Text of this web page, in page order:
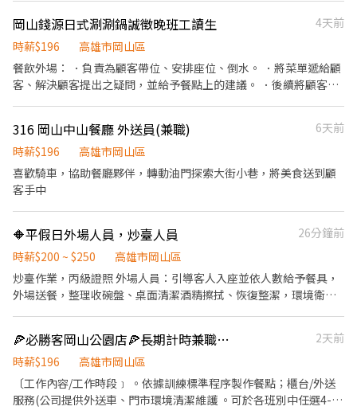
755號1、2、3樓 南州仁里 - 智取店 屏東縣南州鄉仁里路19之7號1
樓 屏東廣東二 - 智取店 屏東縣屏東市廣東路197號1樓 屏東棒球 - 智
取店 屏東縣屏東市棒球路102號1樓 新園仙吉 - 智取店 屏東縣新園
鄉仙吉路27之1號1樓 東港明德 - 智取店 屏東縣東港鎮明德一路368
號1樓 潮州愛國 - 智取店 屏東縣潮州鎮愛國路28號1樓 琉球民生 - 智
取店 屏東縣琉球鄉民生路88之1號1樓 屏東里港 - 智取店 屏東縣里
港鄉里港路172號1、2、3樓 高樹興中 - 智取店 屏東縣高樹鄉興中路
250號與252號1樓 台東光明 - 智取店 台東縣台東市光明路137號與
大同路212巷11號1樓 台東漢中 - 智取店 台東縣台東市漢中街13號1
樓 . . 📌 錄取條件 ✔️ 可接受久站、搬運包裹 ✔️ 平日可配合至少4天、
周末至少可配合一天 ✔️ 智取店早班: 彈性7:00-8:30間可到班2-5小時
✔️ 智取店晚班: 實際到班17:30-18:30間，上班時數為2-6小時，一週
至少四天可配合到23:30 ✔️ 配合區經排班，不挑日程、可穩定出勤
✔️ 自備機車並具備合法駕駛者 . ‼️ 請特別注意： 🔸本職缺無法以現
金發薪、亦無提前薪資機制（月底結薪，隔月15號匯款） 🔸務必詳
讀內文，避免私訊重複提問 🔸無法配合排班者請勿投遞，避免雙方
困擾 🔸若符合條件但門市未開缺，歡迎完成投遞步驟，填表單等候
https://reurl.cc/OMgd67 2. 加入顧問官方帳號:
https://lin.ee/3SUeDWM 3. 截圖小G, 告知應徵者「大名/電話/應徵
蝦皮」, 等候顧問於上班日間(9:00-18:00)聯繫! . - 📢**同時招募 🦐
全台蝦皮店到店門市人員，時薪最高 $350！** 👉 查看更多職缺：
https://www.chickpt.com.tw/job-Gqe03dgJZm32 - 📢**同時招
基本時薪 $196 ＋ 交通跑點津貼 $8/小時 ＝ 實際時薪,如下： ■ 早
班：時薪204 ■ 晚班：時薪224 ■ 夜班：時薪244 🎓 提供線上課程
＋門市實習（課程/實習都有薪水） - ⏰ 【班別_固定班別，不需輪
早晚班】 (實際工時通常為 2-6 小時，視當日貨量多寡彈性調整延長
23:30 ■ 夜班：23:30-03:30 (夜班跑點門市3-10家/距離方圓16公
里/實習以早/晚班為主) ■ 另有『假日固定早班/晚班』職缺，歡迎
週五至少排 3 天，週六日至少給 1 天班）。 - 【我們在找的人 】 ✔
能穩定任職4個月以上，且能兩週內到職。 ✔依法享有勞保保障，需
提供『本人』薪轉帳戶。 ✔需有機車駕照及自備機車（有交通津貼
補助！） - 【安心保證 】 ✔勞保絕對有，安全有保障。 ✔不收仲介
約電話面試📞 2️⃣ 書面審核：快速評估您的合適度。 3️⃣ 審核通過，
線上報到：填寫表單並加入門市群組，準備上工！ - ⌚ 小提醒：名
額有限，投遞請快！安排面試請守時別放鳥喔～ 💔 別讓滿心期待的
我們，默默在電腦另一端傷心流淚喔！快按下『我要應徵』找我們
聊聊吧！
岡山錢源日式涮涮鍋誠徵晚班工讀生
4天前
時薪$196
高雄市岡山區
餐飲外場： ．負責為顧客帶位、安排座位、倒水。 ．將菜單遞給顧
客、解決顧客提出之疑問，並給予餐點上的建議。 ．後續將顧客點
飲內場： ．擔任廚師的助手，處理烹飪前與烹飪中之準備工作與其
他餐廳相關事務。 ．負責洗、剝、削、切各種食材。 ．負責清理工
作環境、設備和餐具。 ．準備不同餐點所需要的食材。 ．協助測量
食材的容量與重量。 ．負責擺盤、打包外帶服務。
316 岡山中山餐廳 外送員(兼職)
6天前
時薪$196
高雄市岡山區
喜歡騎車，協助餐廳夥伴，轉動油門探索大街小巷，將美食送到顧
客手中
🔶平假日外場人員，炒臺人員
26分鐘前
時薪$200 ~ $250
高雄市岡山區
炒臺作業，丙級證照 外場人員：引導客人入座並依人數給予餐具，
外場送餐，整理收碗盤、桌面清潔酒精擦拭、恢復整潔，環境衛生
🍕必勝客岡山公園店🍕長期計時兼職人員-★$196-$246，另享外送獎金💰
2天前
時薪$196
高雄市岡山區
〔工作內容/工作時段﹞ 。依據訓練標準程序製作餐點；櫃台/外送
服務(公司提供外送車、門市環境清潔維護 。可於各班別中任選4-6